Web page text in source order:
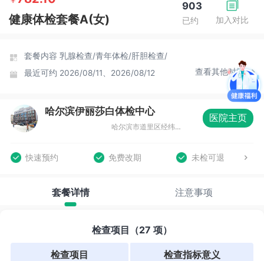
加入对比
903
已约
健康体检套餐A(女)
套餐内容 乳腺检查/青年体检/肝胆检查/
最近可约 2026/08/11、2026/08/12 查看其他时间
哈尔滨伊丽莎白体检中心
哈尔滨市道里区经纬街58号（经纬转盘道）tt
医院主页
快速预约 免费改期 未检可退
套餐详情 注意事项
检查项目（27 项）
检查项目 检查指标意义